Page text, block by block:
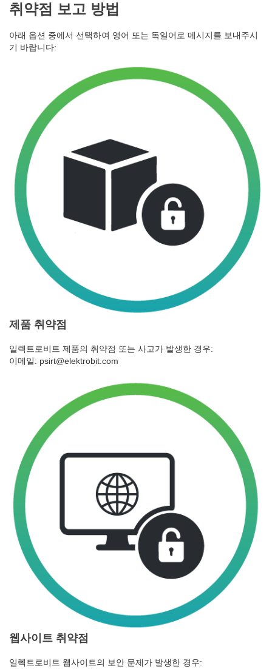
취약점 보고 방법
아래 옵션 중에서 선택하여 영어 또는 독일어로 메시지를 보내주시
기 바랍니다:
제품 취약점
일렉트로비트 제품의 취약점 또는 사고가 발생한 경우:
이메일: psirt@elektrobit.com
웹사이트 취약점
일렉트로비트 웹사이트의 보안 문제가 발생한 경우: